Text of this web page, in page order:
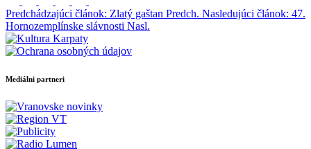
Predchádzajúci článok: Zlatý gaštan Predch. Nasledujúci článok: 47.
Hornozemplínske slávnosti Nasl.
Mediálni partneri